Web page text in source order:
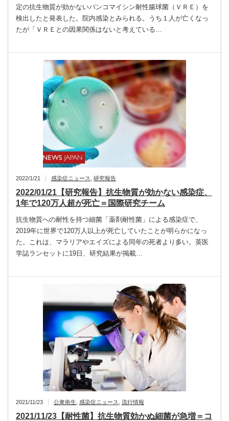
定の抗生物質が効かないバンコマイシン耐性腸球菌（ＶＲＥ）を
検出したと発表した。院内感染とみられる。うち１人が亡くなっ
たが「ＶＲＥとの因果関係はないと考えている…
2022/1/21 感染症ニュース 研究報告
2022/01/21【研究報告】抗生物質が効かない感染症、
1年で120万人超が死亡＝国際研究チーム
抗生物質への耐性を持つ細菌「薬剤耐性菌」による感染症で、
2019年に世界で120万人以上が死亡していたことが明らかになっ
た。これは、マラリアやエイズによる同年の死者より多い。英医
学誌ランセットに19日、研究結果が掲載…
2021/11/23 公衆衛生 感染症ニュース 流行情報
2021/11/23【耐性菌】抗生物質効かぬ細菌が急増＝コ